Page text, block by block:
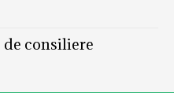
de consiliere